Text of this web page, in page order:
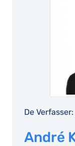
De Verfasser:
André